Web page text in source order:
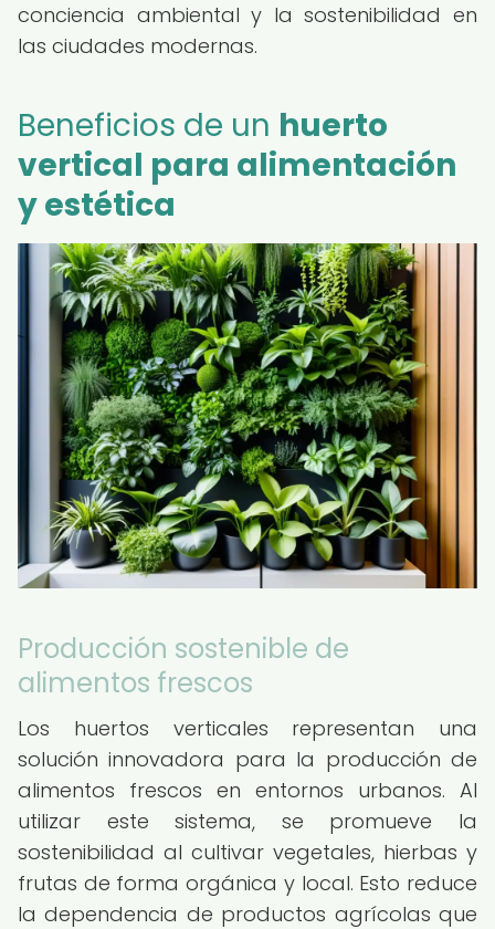
conciencia ambiental y la sostenibilidad en
las ciudades modernas.
Beneficios de un huerto
vertical para alimentación
y estética
Producción sostenible de
alimentos frescos
Los huertos verticales representan una
solución innovadora para la producción de
alimentos frescos en entornos urbanos. Al
utilizar este sistema, se promueve la
sostenibilidad al cultivar vegetales, hierbas y
frutas de forma orgánica y local. Esto reduce
la dependencia de productos agrícolas que